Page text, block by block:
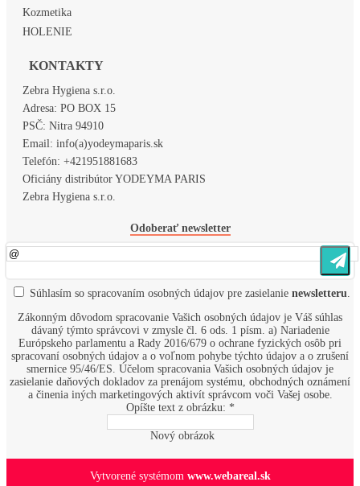
Kozmetika
HOLENIE
KONTAKTY
Zebra Hygiena s.r.o.
Adresa: PO BOX 15
PSČ: Nitra 94910
Email: info(a)yodeymaparis.sk
Telefón: +421951881683
Oficiány distribútor YODEYMA PARIS
Zebra Hygiena s.r.o.
Odoberať newsletter
Súhlasím so spracovaním osobných údajovpre zasielanie newsletteru
Zákonným dôvodom spracovanie Vašich osobných údajov je Váš súhlas
dávaný týmto správcovi v zmysle čl. 6 ods. 1 písm. a) Nariadenie
Európskeho parlamentu a Rady 2016/679 o ochrane fyzických osôb pri
spracovaní osobných údajov a o voľnom pohybe týchto údajov a o zrušení
smernice 95/46/ES. Účelom spracovania Vašich osobných údajov je
zasielanie daňových dokladov za prenájom systému, obchodných oznámení
a činenia iných marketingových aktivít správcom voči Vašej osobe.
Opíšte text z obrázku: *
Nový obrázok
Vytvorené systémom www.webareal.sk